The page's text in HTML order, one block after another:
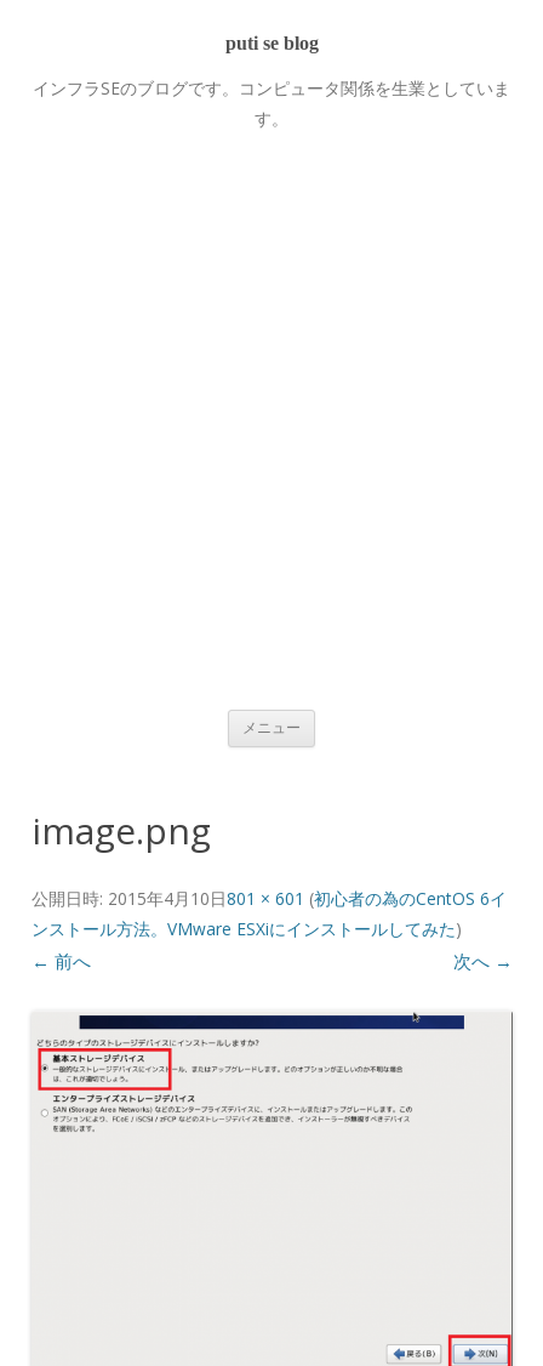
puti se blog
インフラSEのブログです。コンピュータ関係を生業としていま
す。
メニュー コンテンツへ移動
image.png
公開日時: 2015年4月10日801 × 601 (初心者の為のCentOS 6イ
ンストール方法。VMware ESXiにインストールしてみた)
← 前へ 次へ →